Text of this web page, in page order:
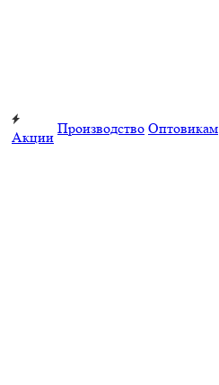
Акции
Производство Оптовикам